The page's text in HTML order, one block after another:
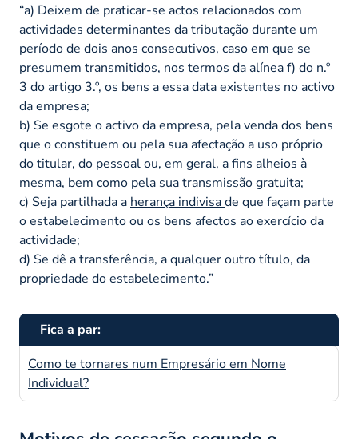
“a) Deixem de praticar-se actos relacionados com
actividades determinantes da tributação durante um
período de dois anos consecutivos, caso em que se
presumem transmitidos, nos termos da alínea f) do n.º
3 do artigo 3.º, os bens a essa data existentes no activo
da empresa;
b) Se esgote o activo da empresa, pela venda dos bens
que o constituem ou pela sua afectação a uso próprio
do titular, do pessoal ou, em geral, a fins alheios à
mesma, bem como pela sua transmissão gratuita;
c) Seja partilhada a herança indivisade que façam parte
o estabelecimento ou os bens afectos ao exercício da
actividade;
d) Se dê a transferência, a qualquer outro título, da
propriedade do estabelecimento.”
Fica a par:
Como te tornares num Empresário em Nome
Individual?